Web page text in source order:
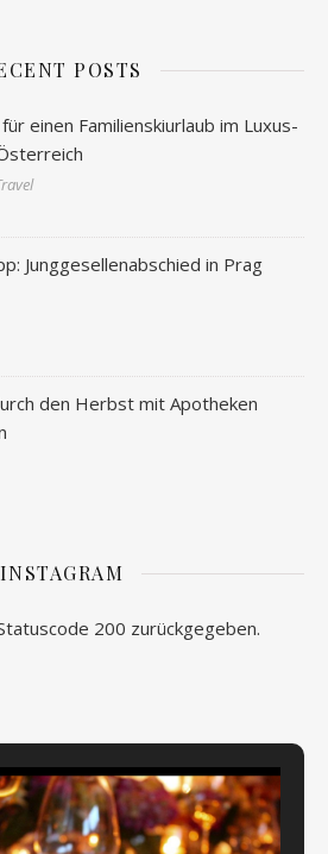
POSTS
einen Familienskiurlaub im Luxus-
Junggesellenabschied in Prag
den Herbst mit Apotheken
INSTAGRAM
200 zurückgegeben.